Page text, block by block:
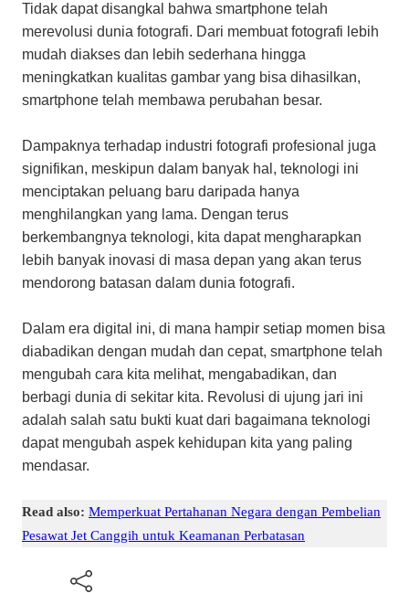
Tidak dapat disangkal bahwa smartphone telah
merevolusi dunia fotografi. Dari membuat fotografi lebih
mudah diakses dan lebih sederhana hingga
meningkatkan kualitas gambar yang bisa dihasilkan,
smartphone telah membawa perubahan besar.
Dampaknya terhadap industri fotografi profesional juga
signifikan, meskipun dalam banyak hal, teknologi ini
menciptakan peluang baru daripada hanya
menghilangkan yang lama. Dengan terus
berkembangnya teknologi, kita dapat mengharapkan
lebih banyak inovasi di masa depan yang akan terus
mendorong batasan dalam dunia fotografi.
Dalam era digital ini, di mana hampir setiap momen bisa
diabadikan dengan mudah dan cepat, smartphone telah
mengubah cara kita melihat, mengabadikan, dan
berbagi dunia di sekitar kita. Revolusi di ujung jari ini
adalah salah satu bukti kuat dari bagaimana teknologi
dapat mengubah aspek kehidupan kita yang paling
mendasar.
Read also: Memperkuat Pertahanan Negara dengan Pembelian
Pesawat Jet Canggih untuk Keamanan Perbatasan